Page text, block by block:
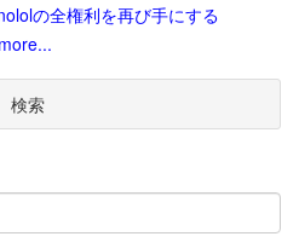
の全権利を再び手にする
more...
検索